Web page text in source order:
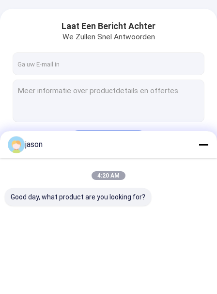
Buitenkleding
Wandelschoenen
Gevechtssingelband
Laat Een Bericht Achter
We Zullen Snel Antwoorden
jason
4:20 AM
Good day, what product are you looking for?